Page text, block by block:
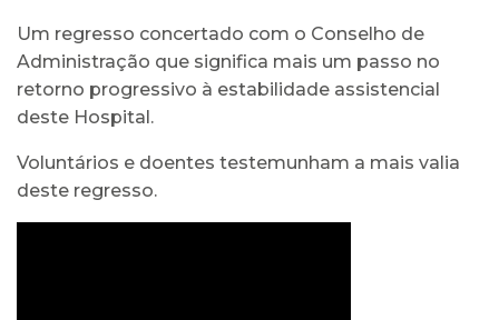
Um regresso concertado com o Conselho de
Administração que significa mais um passo no
retorno progressivo à estabilidade assistencial
deste Hospital.
Voluntários e doentes testemunham a mais valia
deste regresso.